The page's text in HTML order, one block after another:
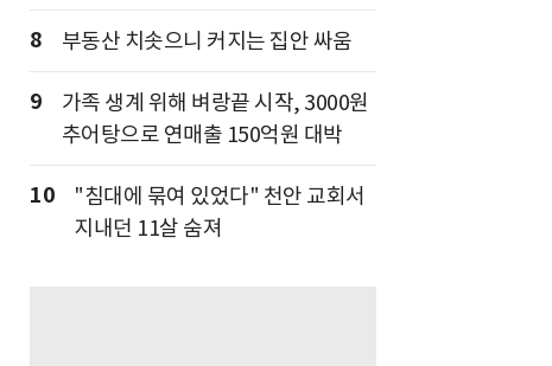
8 부동산 치솟으니 커지는 집안 싸움
9
가족 생계 위해 벼랑끝 시작, 3000원
추어탕으로 연매출 150억원 대박
10
"침대에 묶여 있었다" 천안 교회서
지내던 11살 숨져